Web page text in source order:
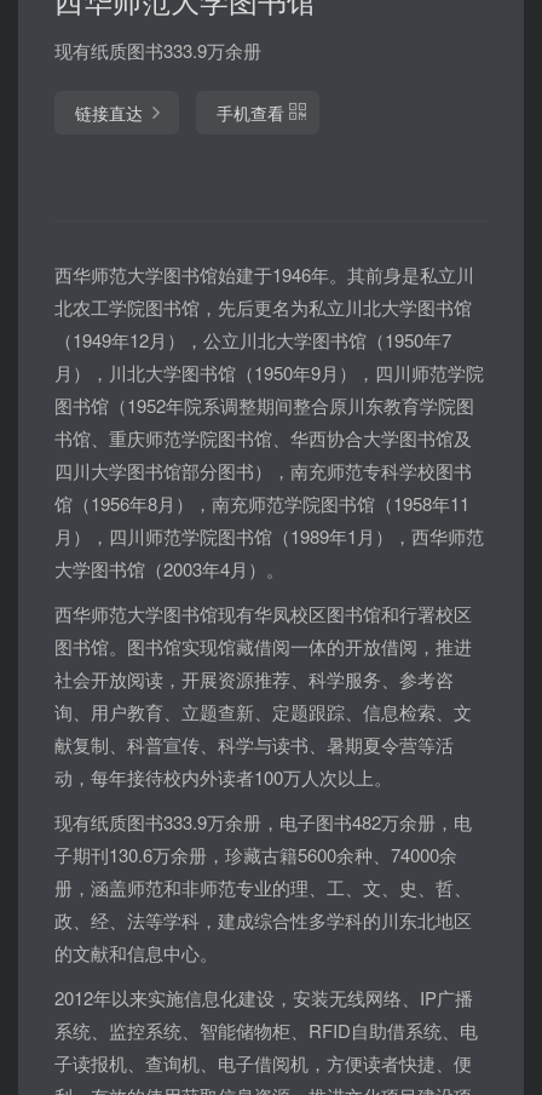
现有纸质图书333.9万余册
链接直达 手机查看
西华师范大学图书馆始建于1946年。其前身是私立川
北农工学院图书馆，先后更名为私立川北大学图书馆
（1949年12月），公立川北大学图书馆（1950年7
月），川北大学图书馆（1950年9月），四川师范学院
图书馆（1952年院系调整期间整合原川东教育学院图
书馆、重庆师范学院图书馆、华西协合大学图书馆及
四川大学图书馆部分图书），南充师范专科学校图书
馆（1956年8月），南充师范学院图书馆（1958年11
月），四川师范学院图书馆（1989年1月），西华师范
大学图书馆（2003年4月）。
西华师范大学图书馆现有华凤校区图书馆和行署校区
图书馆。图书馆实现馆藏借阅一体的开放借阅，推进
社会开放阅读，开展资源推荐、科学服务、参考咨
询、用户教育、立题查新、定题跟踪、信息检索、文
献复制、科普宣传、科学与读书、暑期夏令营等活
动，每年接待校内外读者100万人次以上。
现有纸质图书333.9万余册，电子图书482万余册，电
子期刊130.6万余册，珍藏古籍5600余种、74000余
册，涵盖师范和非师范专业的理、工、文、史、哲、
政、经、法等学科，建成综合性多学科的川东北地区
的文献和信息中心。
2012年以来实施信息化建设，安装无线网络、IP广播
系统、监控系统、智能储物柜、RFID自助借系统、电
子读报机、查询机、电子借阅机，方便读者快捷、便